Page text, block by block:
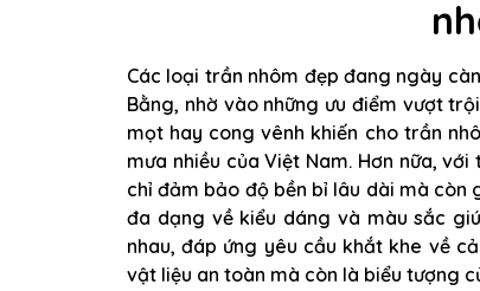
Các loại trần nhôm đẹp đang ngày
Bằng, nhờ vào những ưu điểm vượt
mọt hay cong vênh khiến cho trần
mưa nhiều của Việt Nam. Hơn nữa,
chỉ đảm bảo độ bền bỉ lâu dài mà còn
đa dạng về kiểu dáng và màu sắc
nhau, đáp ứng yêu cầu khắt khe về
vật liệu an toàn mà còn là biểu tượng